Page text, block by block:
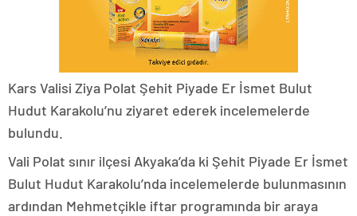
Kars Valisi Ziya Polat Şehit Piyade Er İsmet Bulut
Hudut Karakolu’nu ziyaret ederek incelemelerde
bulundu.
Vali Polat sınır ilçesi Akyaka’da ki Şehit Piyade Er İsmet
Bulut Hudut Karakolu’nda incelemelerde bulunmasının
ardından Mehmetçikle iftar programında bir araya